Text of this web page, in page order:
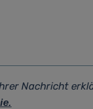
Nachricht